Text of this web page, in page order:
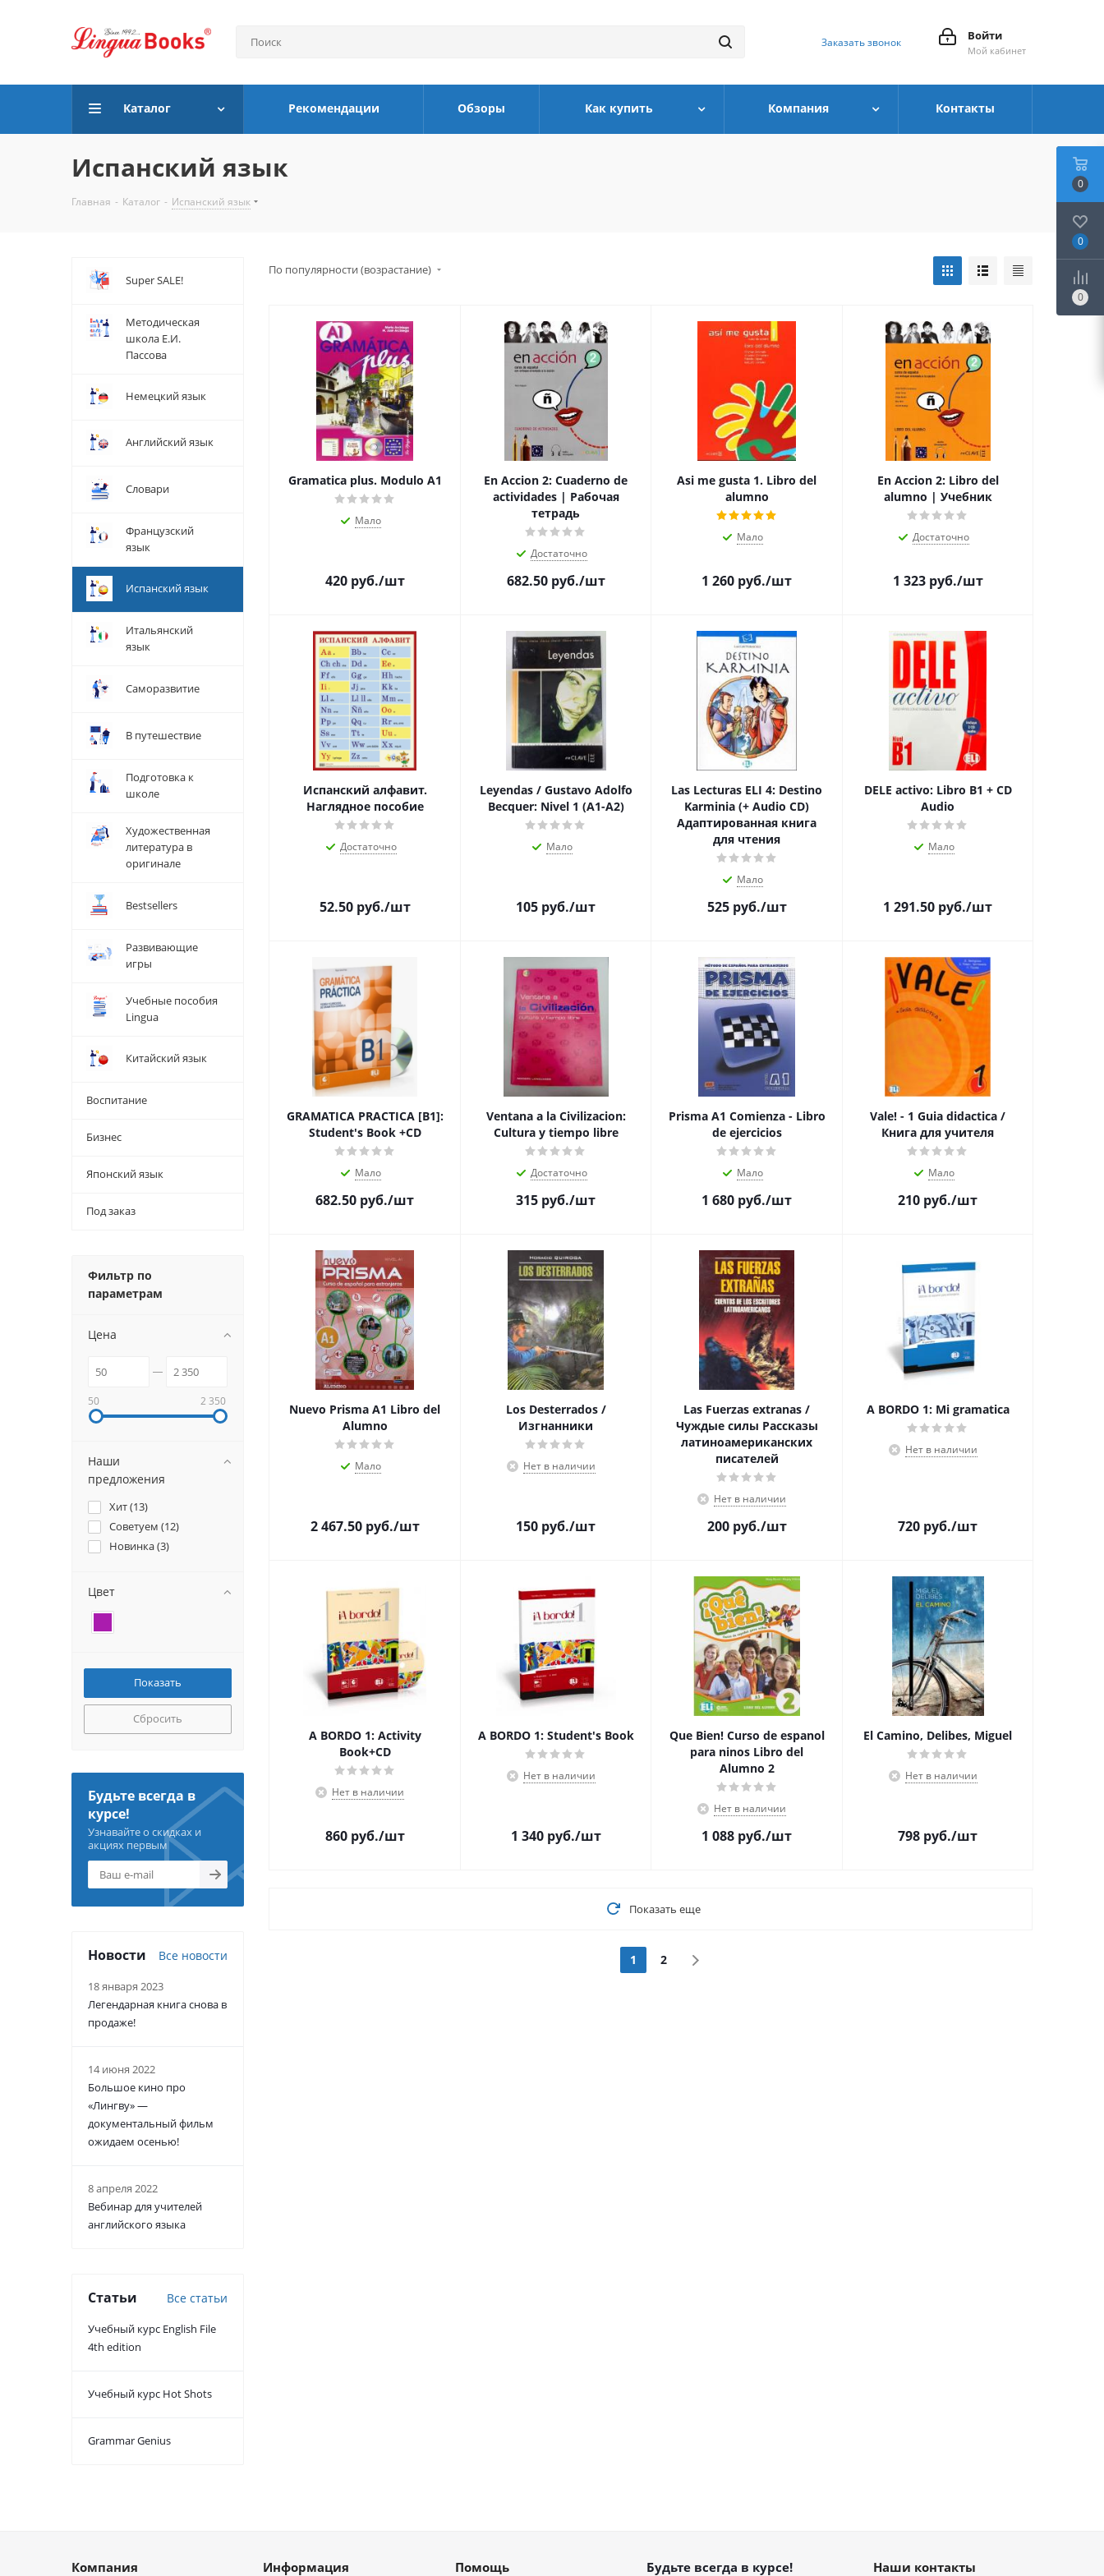
Войти
Мой кабинет
Заказать звонок
Каталог Рекомендации Обзоры Как купить Компания Контакты
Испанский язык
Главная - Каталог - Испанский язык
По популярности (возрастание)
Gramatica plus. Modulo A1
Мало
420руб./шт
En Accion 2: Cuaderno de
actividades | Рабочая
тетрадь
Достаточно
682.50руб./шт
Asi me gusta 1. Libro del
alumno
Мало
1 260 руб./шт
En Accion 2: Libro del
alumno | Учебник
Достаточно
1 323руб./шт
Испанский алфавит.
Наглядное пособие
Достаточно
52.50руб./шт
Leyendas / Gustavo Adolfo
Becquer: Nivel 1 (A1-A2)
Мало
105 руб./шт
Las Lecturas ELI 4: Destino
Karminia (+ Audio CD)
Адаптированная книга
для чтения
Мало
525руб./шт
DELE activo: Libro B1 + CD
Audio
Мало
1 291.50 руб./шт
GRAMATICA PRACTICA [B1]:
Student's Book +CD
Мало
682.50 руб./шт
Ventana a la Civilizacion:
Cultura y tiempo libre
Достаточно
315 руб./шт
Prisma A1 Comienza - Libro
de ejercicios
Мало
1 680 руб./шт
Vale! - 1 Guia didactica /
Книга для учителя
Мало
210 руб./шт
Nuevo Prisma A1 Libro del
Alumno
Мало
2 467.50руб./шт
Los Desterrados /
Изгнанники
Нет в наличии
150 руб./шт
Las Fuerzas extranas /
Чуждые силы Рассказы
латиноамериканских
писателей
Нет в наличии
200руб./шт
A BORDO 1: Mi gramatica
Нет в наличии
720 руб./шт
A BORDO 1: Activity
Book+CD
Нет в наличии
860руб./шт
A BORDO 1: Student's Book
Нет в наличии
1 340руб./шт
Que Bien! Curso de espanol
para ninos Libro del
Alumno 2
Нет в наличии
1 088 руб./шт
El Camino, Delibes, Miguel
Нет в наличии
798 руб./шт
Показать еще
1 2
Super SALE!
Методическая
школа Е.И.
Пассова
Немецкий язык
Английский язык
Словари
Французский
язык
Испанский язык
Итальянский
язык
Саморазвитие
В путешествие
Подготовка к
школе
Художественная
литература в
оригинале
Bestsellers
Развивающие
игры
Учебные пособия
Lingua
Китайский язык
Воспитание
Бизнес
Японский язык
Под заказ
Фильтр по
параметрам
Цена
50 2 350
Наши
предложения
Хит (13)
Советуем (12)
Новинка (3)
Цвет
Сбросить
Будьте всегда в
курсе!
Узнавайте о скидках и
акциях первым
Новости Все новости
18 января 2023
Легендарная книга снова в
продаже!
14 июня 2022
Большое кино про
«Лингву» —
документальный фильм
ожидаем осенью!
8 апреля 2022
Вебинар для учителей
английского языка
Статьи Все статьи
Учебный курс English File
4th edition
Учебный курс Hot Shots
Grammar Genius
Компания Информация Помощь Будьте всегда в курсе! Наши контакты
0
0
0